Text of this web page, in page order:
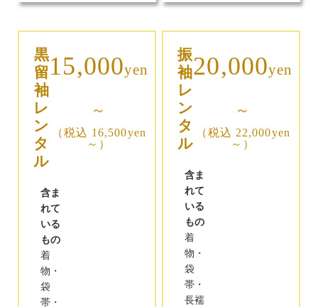
黒
留
袖
レ
ン
タ
ル
15,000yen
～
（税込 16,500yen
～）
含ま
れて
いる
もの
着
物・
袋
帯・
振
袖
レ
ン
タ
ル
20,000yen
～
（税込 22,000yen
～）
含ま
れて
いる
もの
着
物・
袋
帯・
長襦